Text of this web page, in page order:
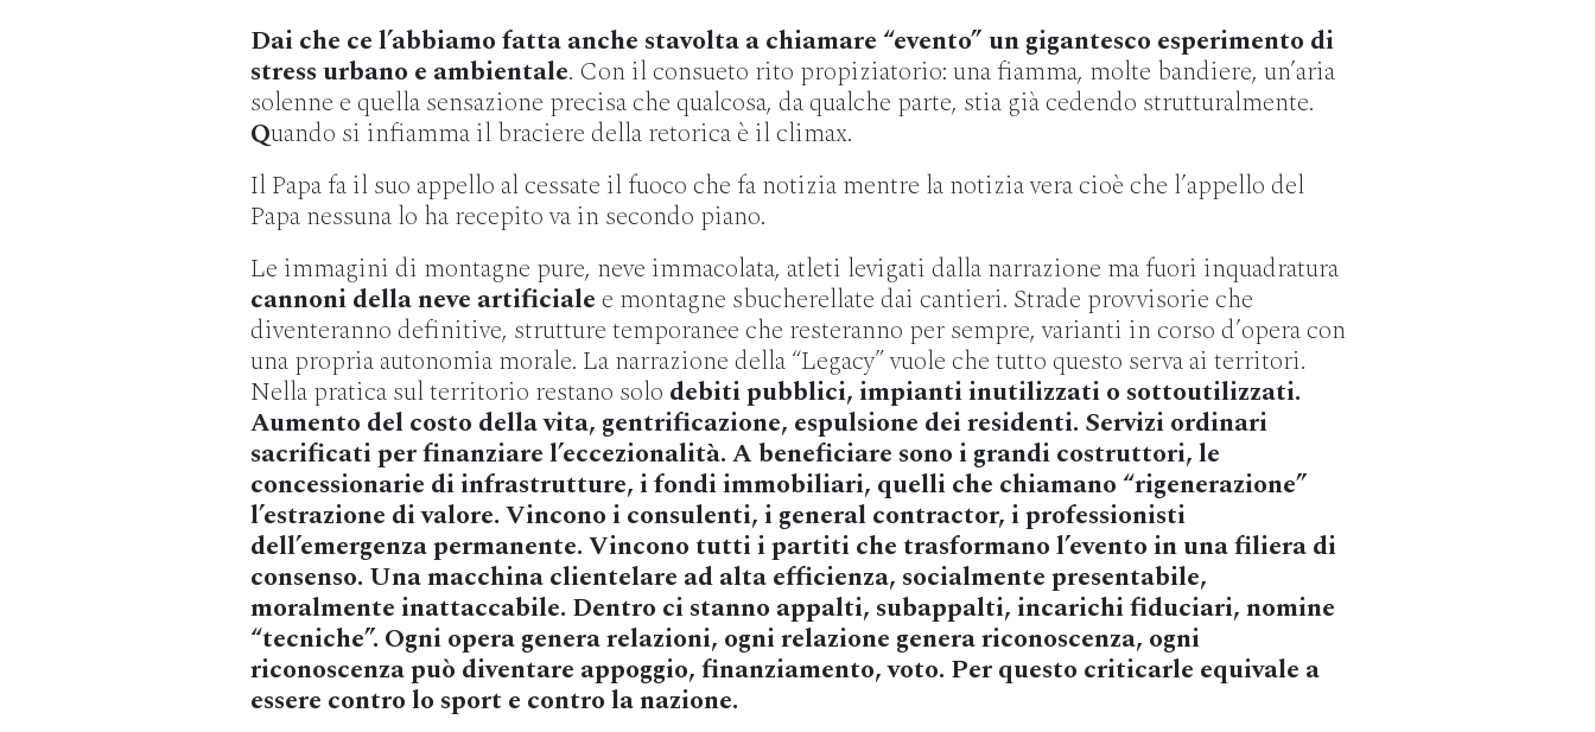
Dai che ce l’abbiamo fatta anche stavolta a chiamare “evento” un gigantesco esperimento di
stress urbano e ambientale. Con il consueto rito propiziatorio: una fiamma, molte bandiere, un’aria
solenne e quella sensazione precisa che qualcosa, da qualche parte, stia già cedendo strutturalmente.
Quando si infiamma il braciere della retorica è il climax.
Il Papa fa il suo appello al cessate il fuoco che fa notizia mentre la notizia vera cioè che l’appello del
Papa nessuna lo ha recepito va in secondo piano.
Le immagini di montagne pure, neve immacolata, atleti levigati dalla narrazione ma fuori inquadratura
cannoni della neve artificiale e montagne sbucherellate dai cantieri. Strade provvisorie che
diventeranno definitive, strutture temporanee che resteranno per sempre, varianti in corso d’opera con
una propria autonomia morale. La narrazione della “Legacy” vuole che tutto questo serva ai territori.
Nella pratica sul territorio restano solo debiti pubblici, impianti inutilizzati o sottoutilizzati.
Aumento del costo della vita, gentrificazione, espulsione dei residenti. Servizi ordinari
sacrificati per finanziare l’eccezionalità. A beneficiare sono i grandi costruttori, le
concessionarie di infrastrutture, i fondi immobiliari, quelli che chiamano “rigenerazione”
l’estrazione di valore. Vincono i consulenti, i general contractor, i professionisti
dell’emergenza permanente. Vincono tutti i partiti che trasformano l’evento in una filiera di
consenso. Una macchina clientelare ad alta efficienza, socialmente presentabile,
moralmente inattaccabile. Dentro ci stanno appalti, subappalti, incarichi fiduciari, nomine
“tecniche”. Ogni opera genera relazioni, ogni relazione genera riconoscenza, ogni
riconoscenza può diventare appoggio, finanziamento, voto. Per questo criticarle equivale a
essere contro lo sport e contro la nazione.